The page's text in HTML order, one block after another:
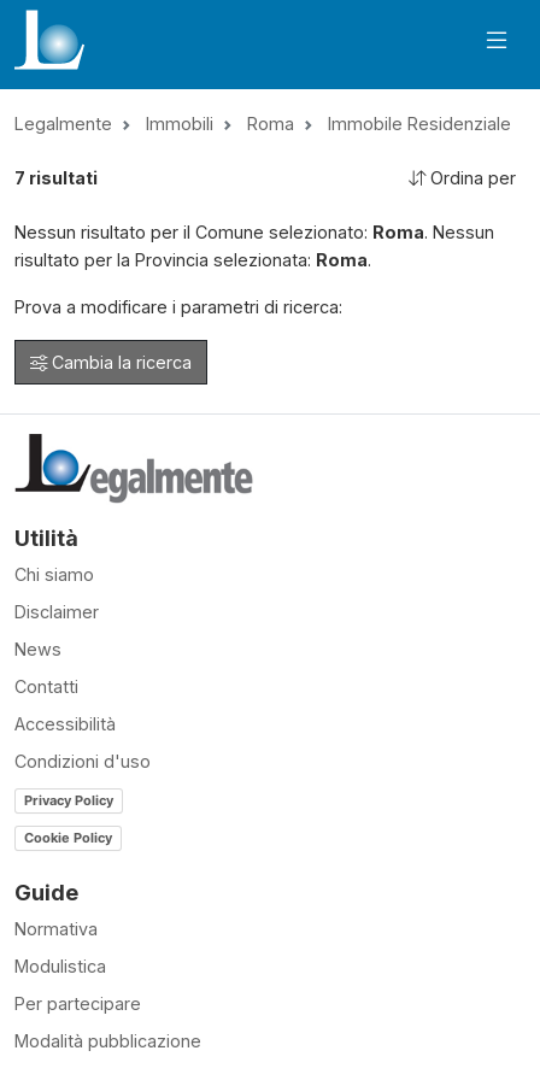
Legalmente Immobili Roma Immobile Residenziale
7 risultati Ordina per
Nessun risultato per il Comune selezionato: Roma. Nessun
risultato per la Provincia selezionata: Roma.
Prova a modificare i parametri di ricerca:
Cambia la ricerca
Utilità
Chi siamo
Disclaimer
News
Contatti
Accessibilità
Condizioni d'uso
Privacy Policy
Cookie Policy
Guide
Normativa
Modulistica
Per partecipare
Modalità pubblicazione